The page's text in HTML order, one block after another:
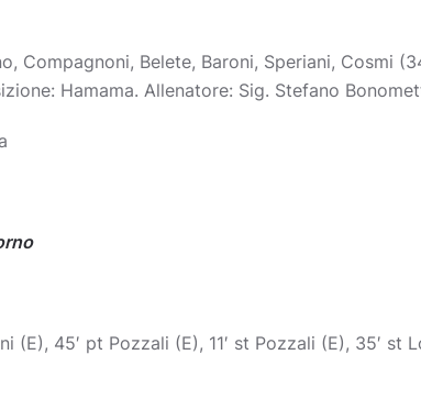
Compagnoni, Belete, Baroni, Speriani, Cosmi
Hamama. Allenatore: Sig. Stefano
(E), 45′ pt Pozzali (E), 11′ st Pozzali (E), 35′ st